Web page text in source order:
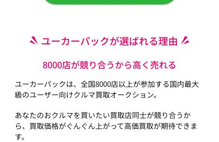
ユーカーパックが選ばれる理由
8000店が競り合うから高く売れる
ユーカーパックは、全国8000店以上が参加する国内最大
級のユーザー向けクルマ買取オークション。
あなたのおクルマを買いたい買取店同士が競り合うか
ら、買取価格がぐんぐん上がって高価買取が期待できま
す。